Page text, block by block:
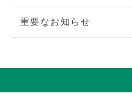
重要なお知らせ